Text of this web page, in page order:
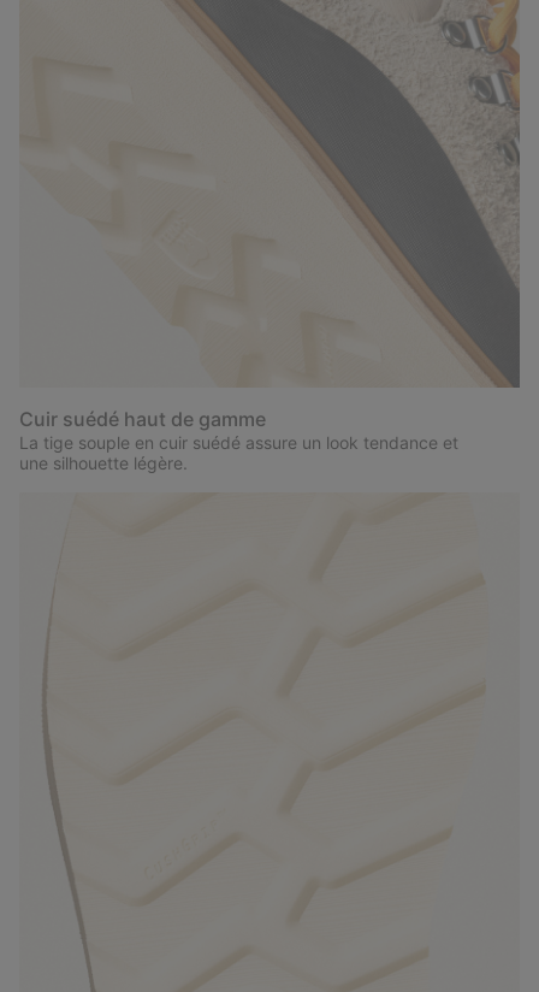
Cuir suédé haut de gamme
La tige souple en cuir suédé assure un look tendance et
une silhouette légère.